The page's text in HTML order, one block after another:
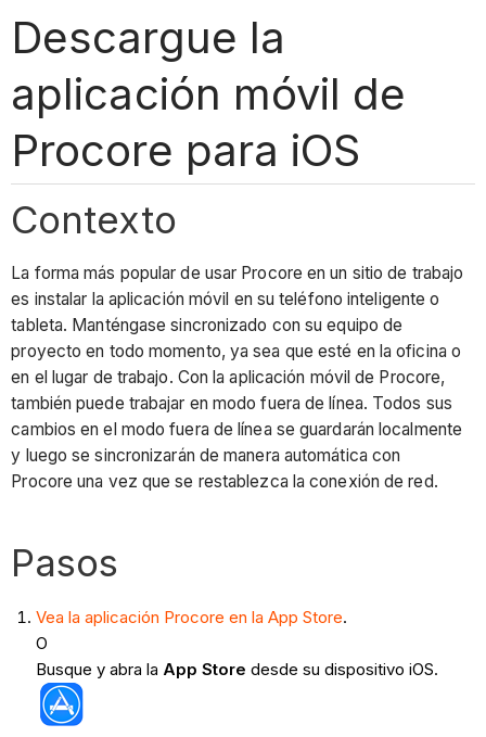
Descargue la
aplicación móvil de
Procore para iOS
Contexto
La forma más popular de usar Procore en un sitio de trabajo
es instalar la aplicación móvil en su teléfono inteligente o
tableta. Manténgase sincronizado con su equipo de
proyecto en todo momento, ya sea que esté en la oficina o
en el lugar de trabajo. Con la aplicación móvil de Procore,
también puede trabajar en modo fuera de línea. Todos sus
cambios en el modo fuera de línea se guardarán localmente
y luego se sincronizarán de manera automática con
Procore una vez que se restablezca la conexión de red.
Pasos
Vea la aplicación Procore en la App Store.
O
Busque y abra la App Store desde su dispositivo iOS.